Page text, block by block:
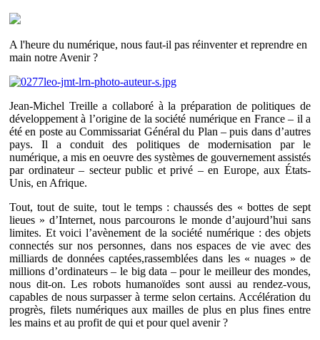
A l'heure du numérique, nous faut-il pas réinventer et reprendre en
main notre Avenir ?
Jean-Michel Treille a collaboré à la préparation de politiques de
développement à l’origine de la société numérique en France – il a
été en poste au Commissariat Général du Plan – puis dans d’autres
pays. Il a conduit des politiques de modernisation par le
numérique, a mis en oeuvre des systèmes de gouvernement assistés
par ordinateur – secteur public et privé – en Europe, aux États-
Unis, en Afrique.
Tout, tout de suite, tout le temps : chaussés des « bottes de sept
lieues » d’Internet, nous parcourons le monde d’aujourd’hui sans
limites. Et voici l’avènement de la société numérique : des objets
connectés sur nos personnes, dans nos espaces de vie avec des
milliards de données captées,rassemblées dans les « nuages » de
millions d’ordinateurs – le big data – pour le meilleur des mondes,
nous dit-on. Les robots humanoïdes sont aussi au rendez-vous,
capables de nous surpasser à terme selon certains. Accélération du
progrès, filets numériques aux mailles de plus en plus fines entre
les mains et au profit de qui et pour quel avenir ?